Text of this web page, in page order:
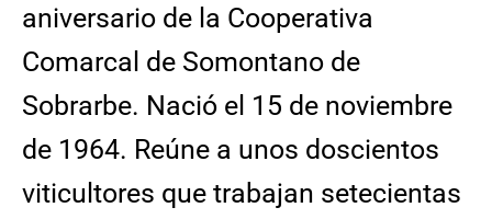
aniversario de la Cooperativa
Comarcal de Somontano de
Sobrarbe. Nació el 15 de noviembre
de 1964. Reúne a unos doscientos
viticultores que trabajan setecientas